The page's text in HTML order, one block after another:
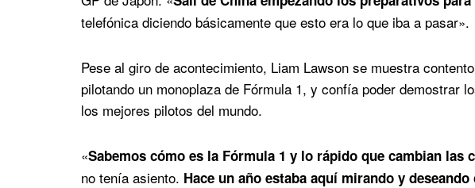
telefónica diciendo básicamente que esto era lo que iba a pasar».
Pese al giro de acontecimiento, Liam Lawson se muestra
pilotando un monoplaza de Fórmula 1, y confía poder demostrar
los mejores pilotos del mundo.
«Sabemos cómo es la Fórmula 1 y lo rápido que cambian las
no tenía asiento. Hace un año estaba aquí mirando y deseando